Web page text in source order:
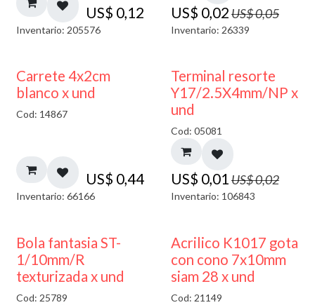
US$ 0,12
Inventario: 205576
US$ 0,02US$0,05
Inventario: 26339
Carrete 4x2cm
blanco x und
Cod: 14867
US$ 0,44
Inventario: 66166
50% DESCUENTO
Terminal resorte
Y17/2.5X4mm/NP x
und
Cod: 05081
US$ 0,01US$0,02
Inventario: 106843
Bola fantasia ST-
1/10mm/R
texturizada x und
Cod: 25789
Acrilico K1017 gota
con cono 7x10mm
siam 28 x und
Cod: 21149